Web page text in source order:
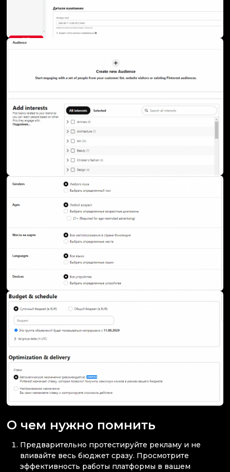
О чем нужно помнить
Предварительно протестируйте рекламу и не
вливайте весь бюджет сразу. Просмотрите
эффективность работы платформы в вашем